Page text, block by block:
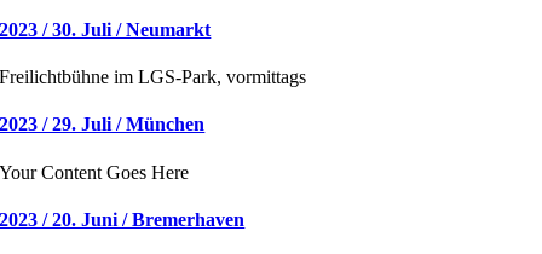
2023 / 30. Juli / Neumarkt
Freilichtbühne im LGS-Park, vormittags
2023 / 29. Juli / München
Your Content Goes Here
2023 / 20. Juni / Bremerhaven